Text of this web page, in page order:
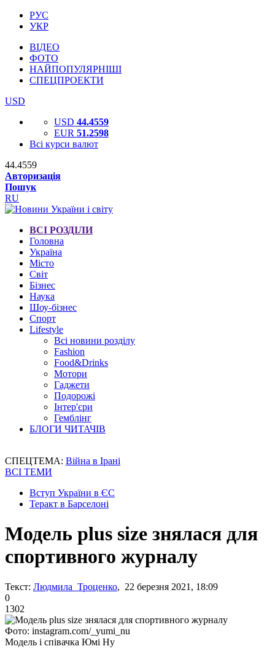
РУС
УКР
ВІДЕО
ФОТО
НАЙПОПУЛЯРНІШІ
СПЕЦПРОЕКТИ
USD
USD 44.4559
EUR 51.2598
Всі курси валют
44.4559
Авторизація
Пошук
RU
ВСІ РОЗДІЛИ
Головна
Україна
Місто
Світ
Бізнес
Наука
Шоу-бізнес
Спорт
Lifestyle
Всі новини розділу
Fashion
Food&Drinks
Мотори
Гаджети
Подорожі
Інтер'єри
Гемблінг
БЛОГИ ЧИТАЧІВ
СПЕЦТЕМА: Війна в Ірані
ВСІ ТЕМИ
Вступ України в ЄС
Теракт в Барселоні
Модель plus size знялася для
спортивного журналу
Текст: Людмила Троценко, 22 березня 2021, 18:09
0
1302
Фото: instagram.com/_yumi_nu
Модель і співачка Юмі Ну